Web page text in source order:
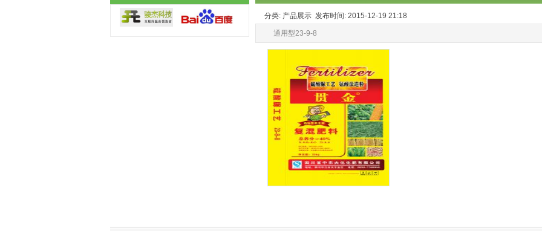
分类: 产品展示 发布时间: 2015-12-19 21:18
通用型23-9-8